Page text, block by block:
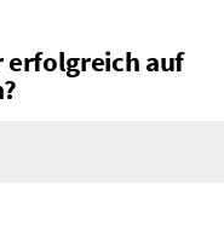
erfolgreich auf